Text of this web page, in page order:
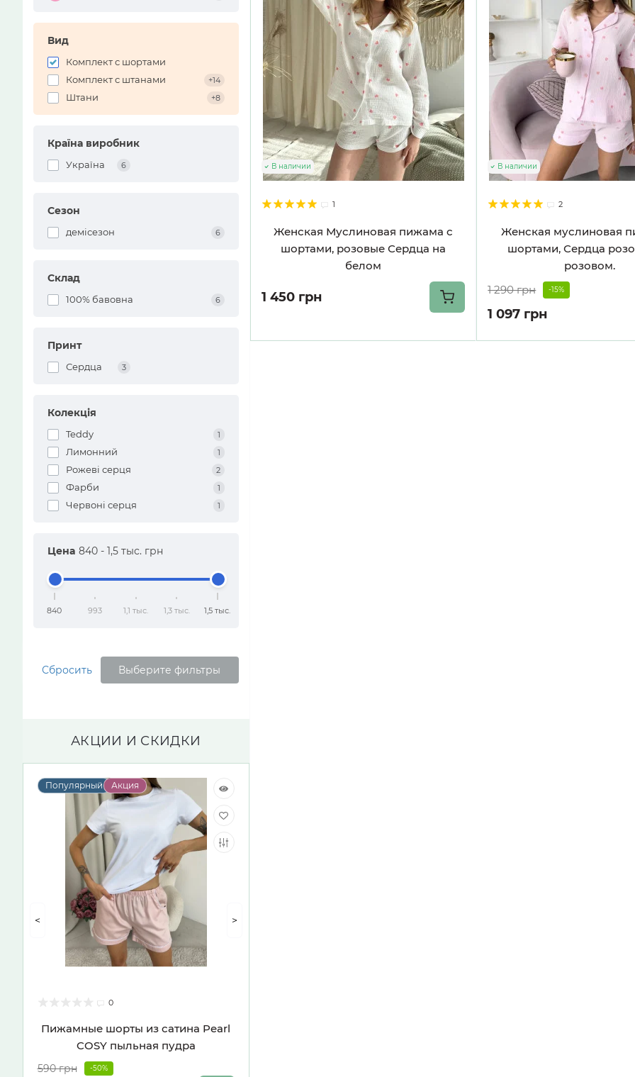
Вид
Комплект с шортами
Комплект с штанами
+14
Штани +8
Країна виробник
Україна 6
Сезон
демісезон 6
Склад
100% бавовна 6
Принт
Сердца 3
Колекція
Teddy 1
Лимонний 1
Рожеві серця 2
Фарби 1
Червоні серця 1
840- 1,5 тыс. грн
Цена
840 993 1,1 тыс. 1,3 тыс. 1,5 тыс.
Сбросить Выберите фильтры
АКЦИИ И СКИДКИ
Популярный Акция
0
Пижамные шорты из сатина Pearl
COSY пыльная пудра
590 грн -50%
< >
1
Женская Муслиновая пижама с
шортами, розовые Сердца на
белом
В наличии
1 450 грн
2
Женская муслиновая
шортами, Сердца
розовом.
В наличии
1 290 грн -15%
1 097 грн